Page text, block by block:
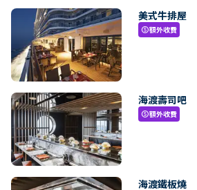
美式牛排屋
paid額外收費
海渡壽司吧
paid額外收費
海渡鐵板燒